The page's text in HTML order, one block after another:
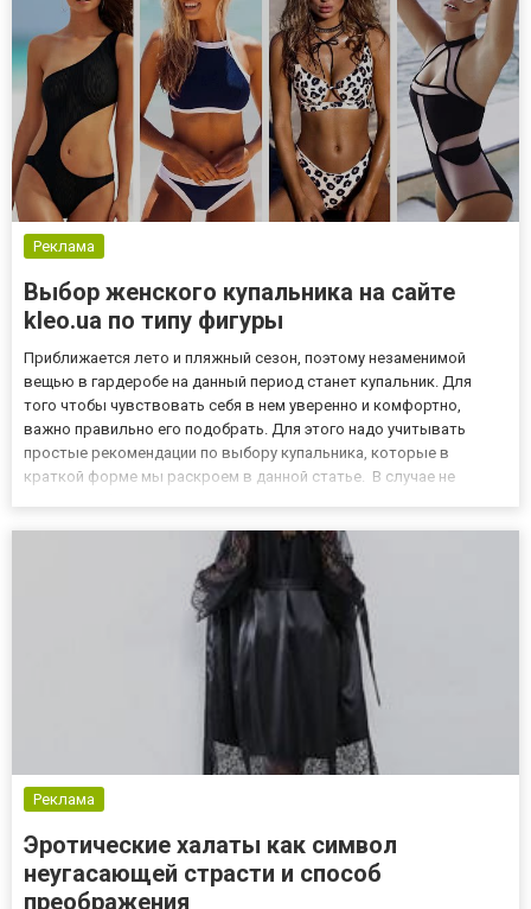
Реклама
Выбор женского купальника на сайте
kleo.ua по типу фигуры
Приближается лето и пляжный сезон, поэтому незаменимой
вещью в гардеробе на данный период станет купальник. Для
того чтобы чувствовать себя в нем уверенно и комфортно,
важно правильно его подобрать. Для этого надо учитывать
простые рекомендации по выбору купальника, которые в
краткой форме мы раскроем в данной статье. В случае не
сосредоточиться на обнажени...
Реклама
Эротические халаты как символ
неугасающей страсти и способ
преображения